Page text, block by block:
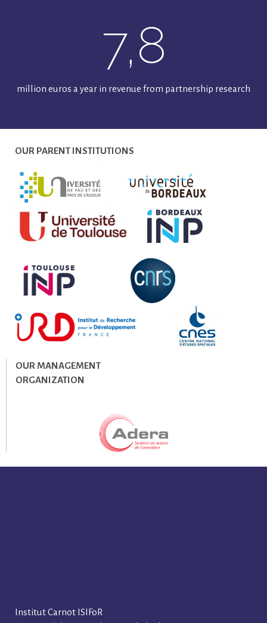
7,8
million euros a year in revenue from partnership research
OUR PARENT INSTITUTIONS
OUR MANAGEMENT
ORGANIZATION
Institut Carnot ISIFoR